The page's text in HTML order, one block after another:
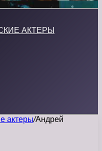
АКТЕРЫ
актеры/Андрей